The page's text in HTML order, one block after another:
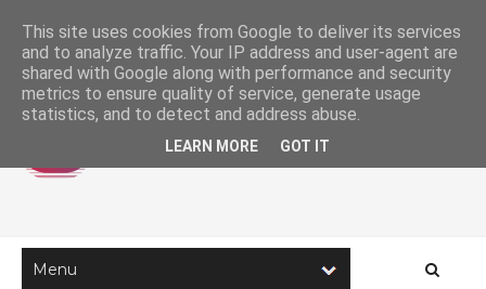
This site uses cookies from Google to deliver its services
and to analyze traffic. Your IP address and user-agent are
shared with Google along with performance and security
metrics to ensure quality of service, generate usage
statistics, and to detect and address abuse.
LEARN MORE GOT IT